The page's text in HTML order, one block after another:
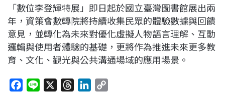
「數位李登輝特展」即日起於國立臺灣圖書館展出兩
年，資策會數轉院將持續收集民眾的體驗數據與回饋
意見，並轉化為未來對優化虛擬人物語言理解、互動
邏輯與使用者體驗的基礎，更將作為推進未來更多教
育、文化、觀光與公共溝通場域的應用場景。